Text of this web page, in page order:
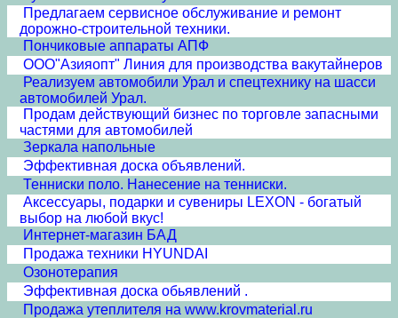
Предлагаем сервисное обслуживание и ремонт
дорожно-строительной техники.
Пончиковые аппараты АПФ
ООО"Азияопт" Линия для производства вакутайнеров
Реализуем автомобили Урал и спецтехнику на шасси
автомобилей Урал.
Продам действующий бизнес по торговле запасными
частями для автомобилей
Зеркала напольные
Эффективная доска объявлений.
Тенниски поло. Нанесение на тенниски.
Аксессуары, подарки и сувениры LEXON - богатый
выбор на любой вкус!
Интернет-магазин БАД
Продажа техники HYUNDAI
Озонотерапия
Эффективная доска обьявлений .
Продажа утеплителя на www.krovmaterial.ru